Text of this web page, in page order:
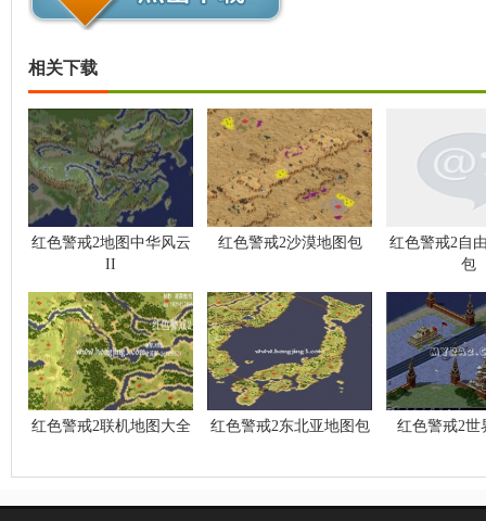
相关下载
红色警戒2地图中华风云
II
红色警戒2沙漠地图包
红色警戒2自
包
红色警戒2联机地图大全 红色警戒2东北亚地图包 红色警戒2世